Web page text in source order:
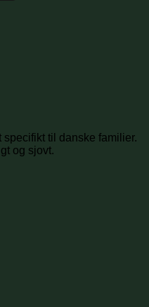
specifikt til danske familier.
og sjovt.